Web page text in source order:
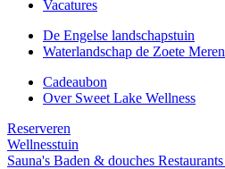
Vacatures
De Engelse landschapstuin
Waterlandschap de Zoete Meren
Cadeaubon
Over Sweet Lake Wellness
Reserveren
Wellnesstuin
Sauna's Baden & douches Restaurants